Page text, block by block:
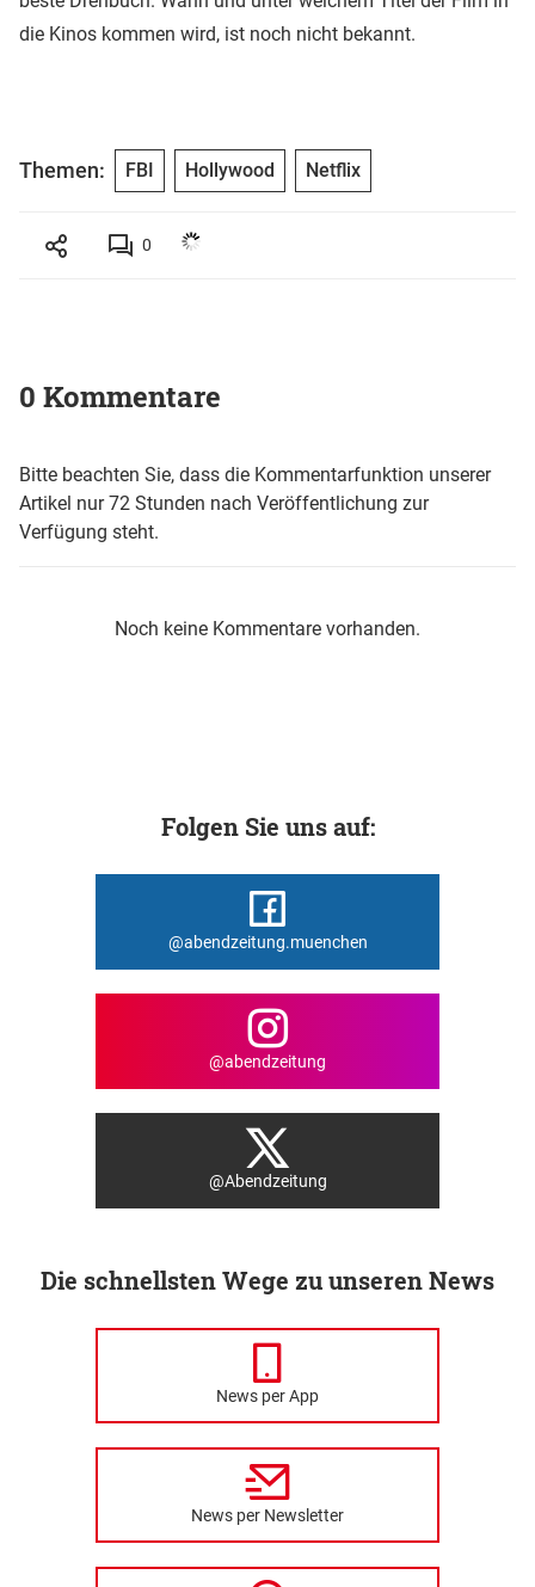
die Kinos kommen wird, ist noch nicht bekannt.
Themen: FBI Hollywood Netflix
0
0 Kommentare
Bitte beachten Sie, dass die Kommentarfunktion unserer
Artikel nur 72 Stunden nach Veröffentlichung zur
Verfügung steht.
Noch keine Kommentare vorhanden.
Folgen Sie uns auf:
@abendzeitung.muenchen
@abendzeitung
@Abendzeitung
Die schnellsten Wege zu unseren News
News per App
News per Newsletter